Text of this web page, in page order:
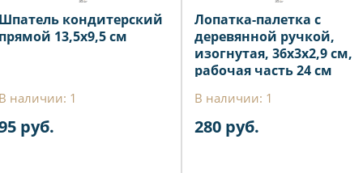
кондитерский
13,5х9,5 см
наличии: 1
руб.
Лопатка-палетка с
деревянной ручкой,
изогнутая, 36x3x2,9 см,
рабочая часть 24 см
В наличии: 1
280 руб.